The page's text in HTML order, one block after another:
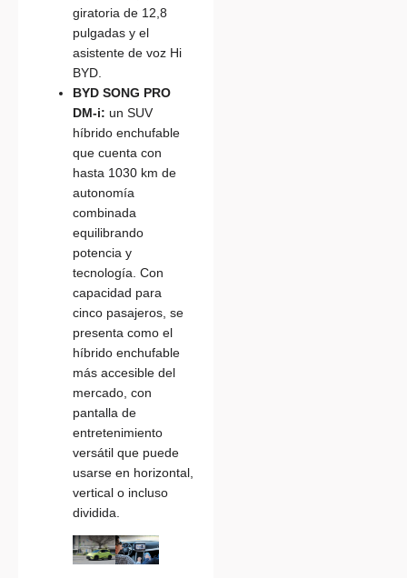
giratoria de 12,8
pulgadas y el
asistente de voz Hi
BYD.
BYD SONG PRO
DM-i: un SUV
híbrido enchufable
que cuenta con
hasta 1030 km de
autonomía
combinada
equilibrando
potencia y
tecnología. Con
capacidad para
cinco pasajeros, se
presenta como el
híbrido enchufable
más accesible del
mercado, con
pantalla de
entretenimiento
versátil que puede
usarse en horizontal,
vertical o incluso
dividida.